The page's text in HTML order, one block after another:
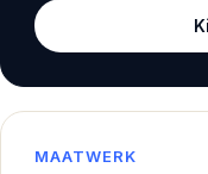
MAATWERK